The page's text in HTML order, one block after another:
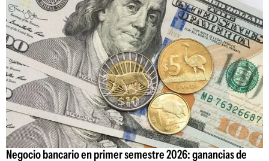
Negocio bancario en primer semestre 2026: ganancias de